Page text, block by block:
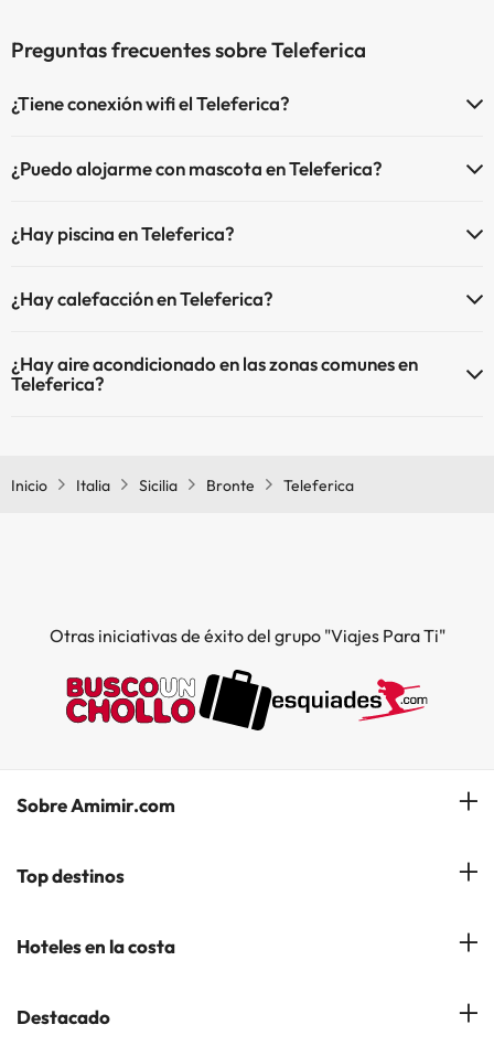
Preguntas frecuentes sobre Teleferica
¿Tiene conexión wifi el Teleferica?
¿Puedo alojarme con mascota en Teleferica?
¿Hay piscina en Teleferica?
tienes más info sobre la piscina y otras instalaciones.
Piscina al aire libre (toda la temporada)
¿Hay calefacción en Teleferica?
¿Hay aire acondicionado en las zonas comunes en
Teleferica?
Inicio Italia Sicilia Bronte Teleferica
Otras iniciativas de éxito del grupo "Viajes Para Ti"
Sobre Amimir.com
¿Quiénes somos?
Gestionar mi reserva
Top destinos
Hoteles en Salou
Hoteles en Andorra la Vella
Hoteles en la costa
Hoteles en la Costa Azahar
Destacado